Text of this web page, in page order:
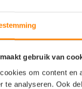
gebruik van
om content en
te analyseren. Ook